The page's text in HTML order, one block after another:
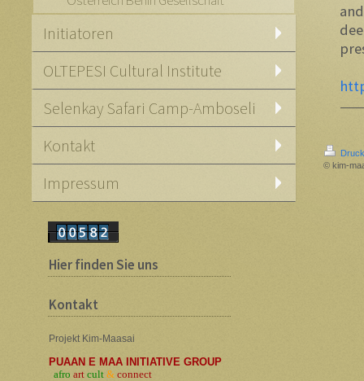
Initiatoren
OLTEPESI Cultural Institute
Selenkay Safari Camp-Amboseli
Kontakt
Impressum
Hier finden Sie uns
Kontakt
Projekt Kim-Maasai
PUAAN E MAA INITIATIVE GROUP
afro art cult & connect
© kim-